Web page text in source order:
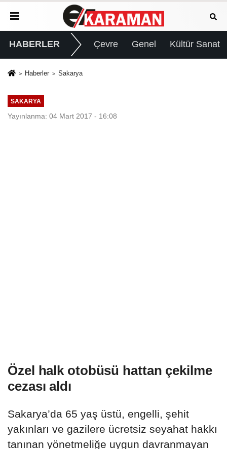
HABERLER Çevre Genel Kültür Sanat
Haberler Sakarya
SAKARYA
Yayınlanma: 04 Mart 2017 - 16:08
Özel halk otobüsü hattan çekilme
cezası aldı
Sakarya’da 65 yaş üstü, engelli, şehit
yakınları ve gazilere ücretsiz seyahat hakkı
tanınan yönetmeliğe uygun davranmayan